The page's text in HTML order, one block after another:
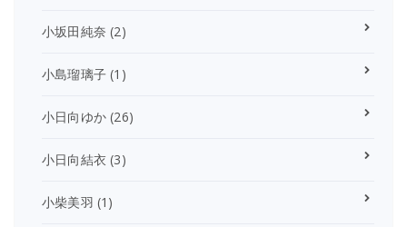
小坂田純奈 (2)
小島瑠璃子 (1)
小日向ゆか (26)
小日向結衣 (3)
小柴美羽 (1)